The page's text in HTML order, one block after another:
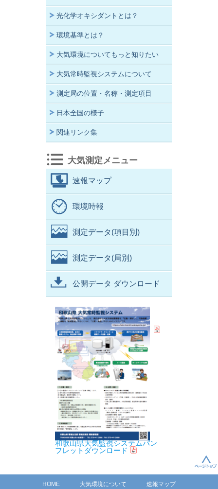
光化学オキシダントとは？
環境基準とは？
大気環境についてもっと知りたい
大気常時監視システムについて
測定局の位置・名称・測定項目
日本全国の様子
関連リンク集
大気測定メニュー
速報マップ
環境時報
測定データ(項目別)
測定データ(局別)
公開データ ダウンロード
和歌山県大気監視システムパン
フレットダウンロード
HOME 大気環境について 速報マップ